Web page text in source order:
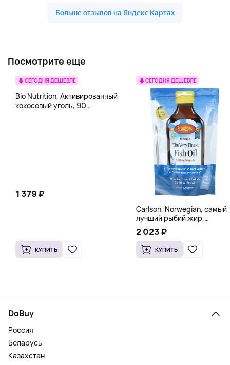
Посмотрите еще
СЕГОДНЯ ДЕШЕВЛЕ
Bio Nutrition, Активированный
кокосовый уголь, 90
1 379 ₽
КУПИТЬ
СЕГОДНЯ ДЕШЕВЛЕ
Carlson, Norwegian, самый
лучший рыбий жир,
натуральный лимон, 15
пакетиков (5 мл) каждый
2 023 ₽
КУПИТЬ
DoBuy
Россия
Беларусь
Казахстан